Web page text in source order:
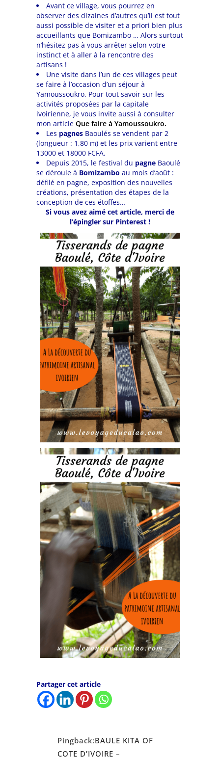
Avant ce village, vous pourrez en
observer des dizaines d’autres qu’il est tout
aussi possible de visiter et a priori bien plus
accueillants que Bomizambo … Alors surtout
n’hésitez pas à vous arrêter selon votre
instinct et à aller à la rencontre des
artisans !
Une visite dans l’un de ces villages peut
se faire à l’occasion d’un séjour à
Yamoussoukro. Pour tout savoir sur les
activités proposées par la capitale
ivoirienne, je vous invite aussi à consulter
mon article Que faire à Yamoussoukro.
Les pagnes Baoulés se vendent par 2
(longueur : 1,80 m) et les prix varient entre
13000 et 18000 FCFA.
Depuis 2015, le festival du pagne Baoulé
se déroule à Bomizambo au mois d’août :
défilé en pagne, exposition des nouvelles
créations, présentation des étapes de la
conception de ces étoffes…
Si vous avez aimé cet article, merci de
l’épingler sur Pinterest !
Partager cet article
Pingback:BAULE KITA OF
COTE D’IVOIRE –